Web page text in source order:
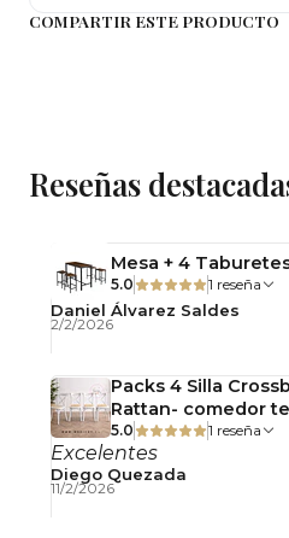
COMPARTIR ESTE PRODUCTO
Reseñas
Mesa + 4
5.0 1 reseña
Daniel Álvarez Saldes
2/2/2026
Packs 4 Silla
Rattan- comedor
5.0 1 reseña
Excelentes
Diego Quezada
11/2/2026